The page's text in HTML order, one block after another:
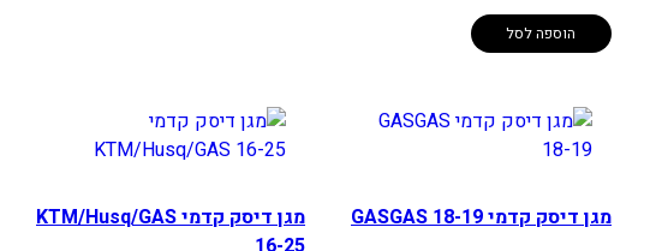
הוספה לסל
מגן דיסק קדמי GASGAS 18-19
מגן דיסק קדמי KTM/Husq/GAS